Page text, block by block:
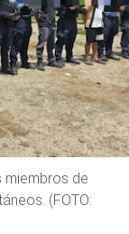
miembros de
(FOTO: